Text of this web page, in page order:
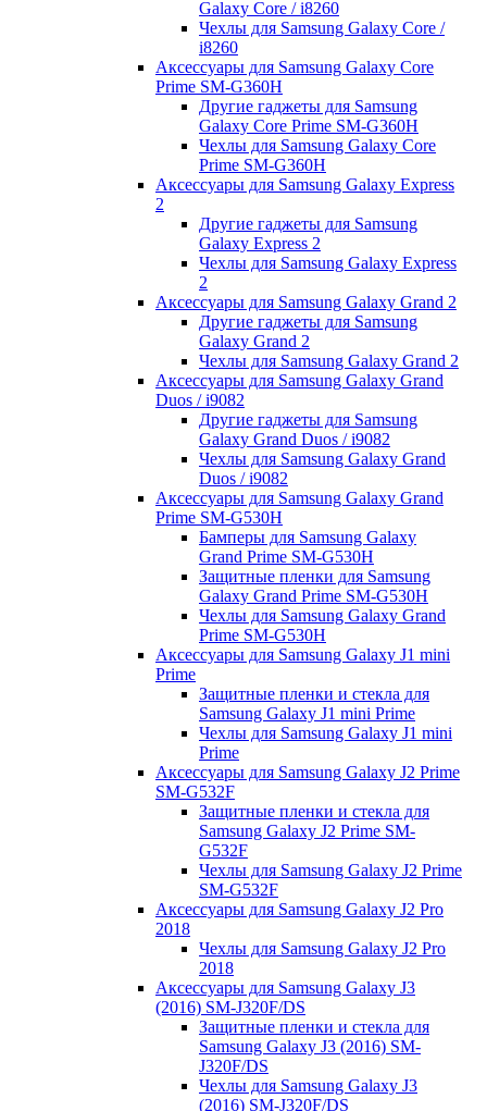
Galaxy Core / i8260
Чехлы для Samsung Galaxy Core /
i8260
Аксессуары для Samsung Galaxy Core
Prime SM-G360H
Другие гаджеты для Samsung
Galaxy Core Prime SM-G360H
Чехлы для Samsung Galaxy Core
Prime SM-G360H
Аксессуары для Samsung Galaxy Express
2
Другие гаджеты для Samsung
Galaxy Express 2
Чехлы для Samsung Galaxy Express
2
Аксессуары для Samsung Galaxy Grand 2
Другие гаджеты для Samsung
Galaxy Grand 2
Чехлы для Samsung Galaxy Grand 2
Аксессуары для Samsung Galaxy Grand
Duos / i9082
Другие гаджеты для Samsung
Galaxy Grand Duos / i9082
Чехлы для Samsung Galaxy Grand
Duos / i9082
Аксессуары для Samsung Galaxy Grand
Prime SM-G530H
Бамперы для Samsung Galaxy
Grand Prime SM-G530H
Защитные пленки для Samsung
Galaxy Grand Prime SM-G530H
Чехлы для Samsung Galaxy Grand
Prime SM-G530H
Аксессуары для Samsung Galaxy J1 mini
Prime
Защитные пленки и стекла для
Samsung Galaxy J1 mini Prime
Чехлы для Samsung Galaxy J1 mini
Prime
Аксессуары для Samsung Galaxy J2 Prime
SM-G532F
Защитные пленки и стекла для
Samsung Galaxy J2 Prime SM-
G532F
Чехлы для Samsung Galaxy J2 Prime
SM-G532F
Аксессуары для Samsung Galaxy J2 Pro
2018
Чехлы для Samsung Galaxy J2 Pro
2018
Аксессуары для Samsung Galaxy J3
(2016) SM-J320F/DS
Защитные пленки и стекла для
Samsung Galaxy J3 (2016) SM-
J320F/DS
Чехлы для Samsung Galaxy J3
(2016) SM-J320F/DS